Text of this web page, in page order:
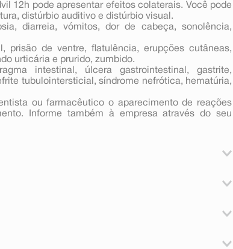
12h pode apresentar efeitos colaterais. Você pode
distúrbio auditivo e distúrbio visual.
diarreia, vómitos, dor de cabeça, sonolência,
prisão de ventre, flatulência, erupções cutâneas,
urticária e prurido, zumbido.
intestinal, úlcera gastrointestinal, gastrite,
tubulointersticial, síndrome nefrótica, hematúria,
ou farmacêutico o aparecimento de reações
Informe também à empresa através do seu
costas (lombalgia), de gripe e resfriados comuns,
da garganta, dor pós-traumática (contusão,
componente da fórmula;
Deve ser tomado durante ou após as refeições.